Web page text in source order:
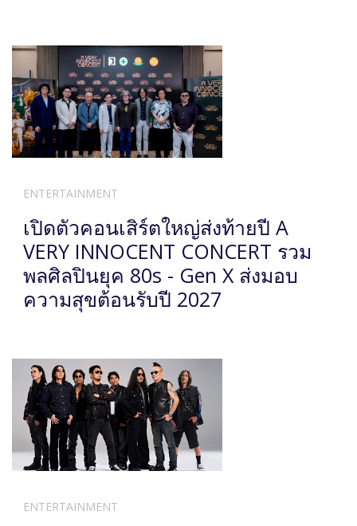
ENTERTAINMENT
เปิดตัวคอนเสิร์ตใหญ่ส่งท้ายปี A
VERY INNOCENT CONCERT รวม
พลศิลปินยุค 80s - Gen X ส่งมอบ
ความสุขต้อนรับปี 2027
ENTERTAINMENT